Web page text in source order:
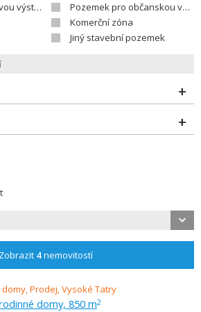
Pozemek pro občanskou vybavenost
Komerční zóna
Jiný stavební pozemek
Zobrazit 4nemovitostí
domy, 850 m2